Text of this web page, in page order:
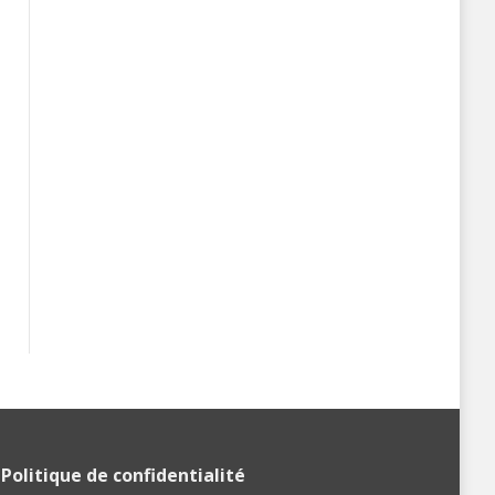
Politique de confidentialité